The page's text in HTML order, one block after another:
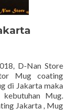
D-Nan Store
Mug coating
di Jakarta maka
Mug.
Jakarta , Mug